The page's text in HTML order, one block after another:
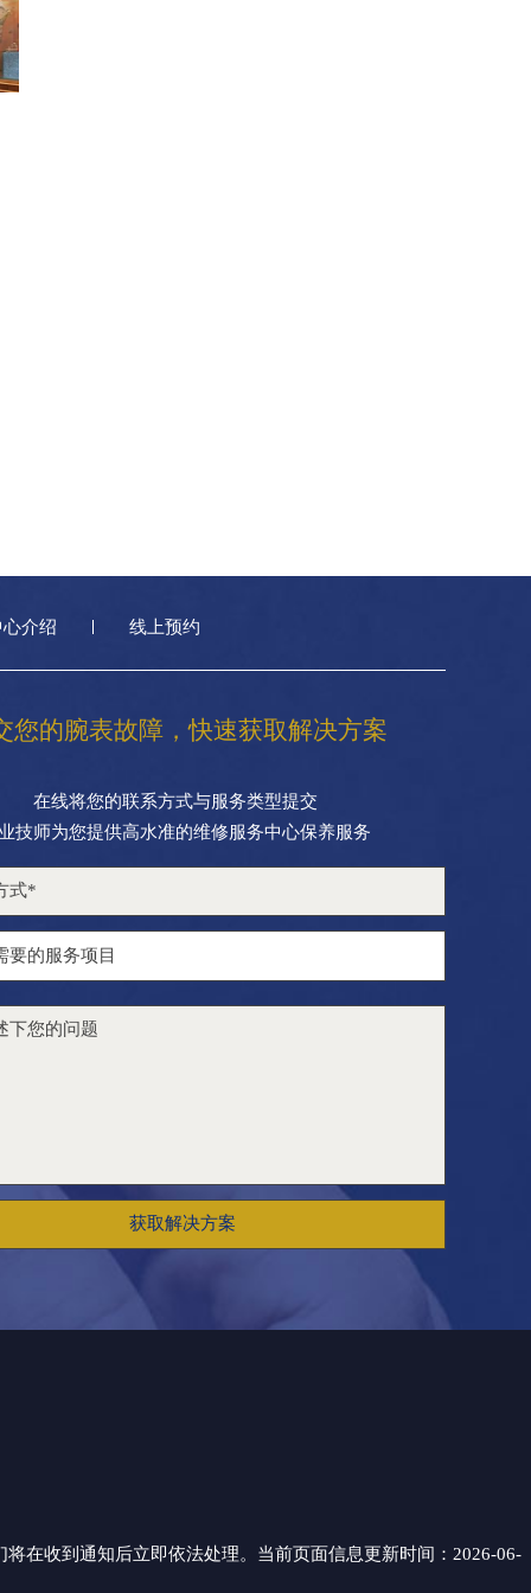
心介绍 线上预约
您的腕表故障，快速获取解决方案
在线将您的联系方式与服务类型提交
技师为您提供高水准的维修服务中心保养服务
获取解决方案
在收到通知后立即依法处理。当前页面信息更新时间：2026-06-